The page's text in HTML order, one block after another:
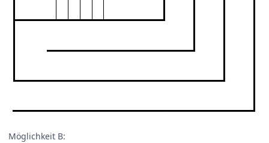
Möglichkeit B: